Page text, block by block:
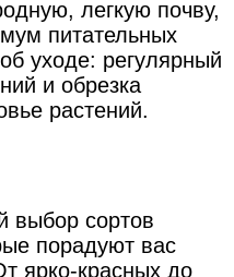
легкую почву,
питательных
уходе: регулярный
и обрезка
растений.
выбор сортов
порадуют вас
ярко-красных до